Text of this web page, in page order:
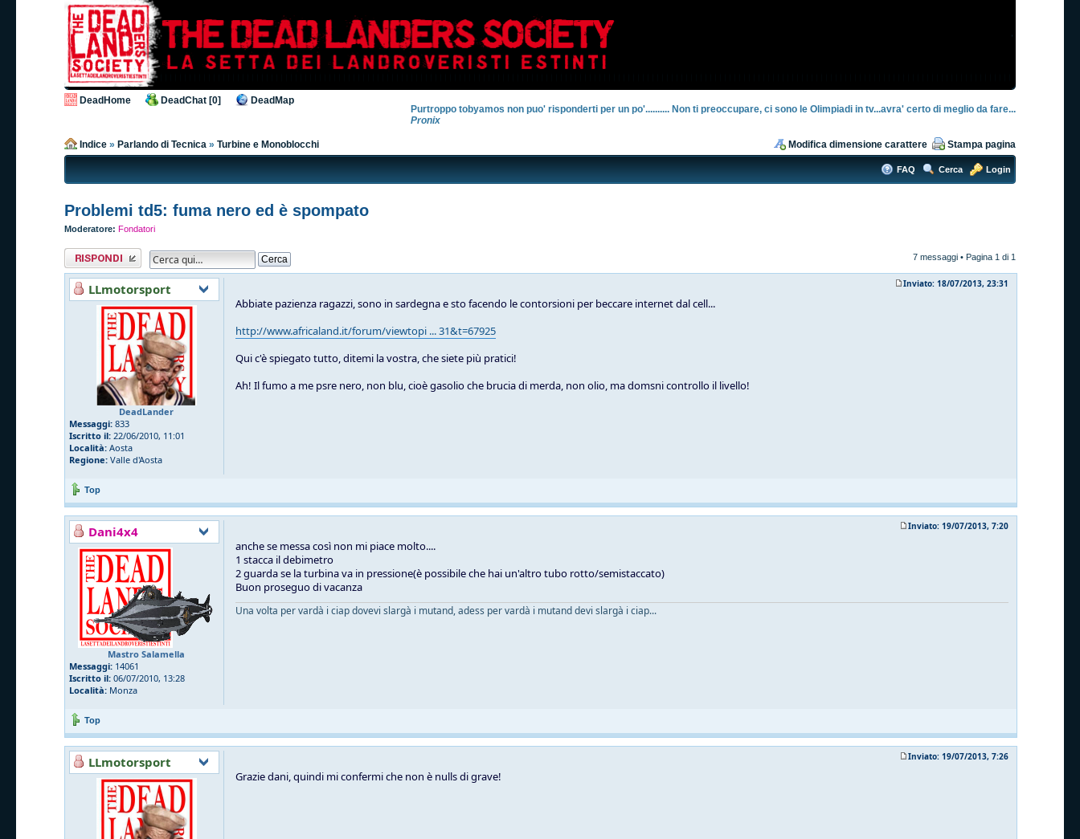
DeadHome DeadChat [0] DeadMap
Purtroppo tobyamos non puo' risponderti per un po'.......... Non ti preoccupare, ci sono le Olimpiadi in tv...avra' certo di meglio da fare...
Pronix
Indice » Parlando di Tecnica » Turbine e Monoblocchi Modifica dimensione carattere Stampa pagina
FAQ Cerca Login
Problemi td5: fuma nero ed è spompato
Moderatore: Fondatori
Rispondi al
messaggio
7 messaggi • Pagina 1 di 1
LLmotorsport
DeadLander
Messaggi: 833
Iscritto il: 22/06/2010, 11:01
Località: Aosta
Regione: Valle d'Aosta
Inviato: 18/07/2013, 23:31
Abbiate pazienza ragazzi, sono in sardegna e sto facendo le contorsioni per beccare internet dal cell...
http://www.africaland.it/forum/viewtopi ... 31&t=67925
Qui c'è spiegato tutto, ditemi la vostra, che siete più pratici!
Ah! Il fumo a me psre nero, non blu, cioè gasolio che brucia di merda, non olio, ma domsni controllo il livello!
Top
Dani4x4
Mastro Salamella
Messaggi: 14061
Iscritto il: 06/07/2010, 13:28
Località: Monza
Inviato: 19/07/2013, 7:20
anche se messa così non mi piace molto....
1 stacca il debimetro
2 guarda se la turbina va in pressione(è possibile che hai un'altro tubo rotto/semistaccato)
Buon proseguo di vacanza
Una volta per vardà i ciap dovevi slargà i mutand, adess per vardà i mutand devi slargà i ciap...
Top
LLmotorsport Inviato: 19/07/2013, 7:26
Grazie dani, quindi mi confermi che non è nulls di grave!